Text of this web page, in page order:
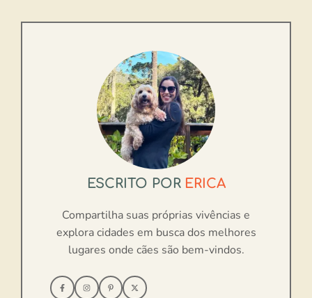
ESCRITO POR ERICA
Compartilha suas próprias vivências e
explora cidades em busca dos melhores
lugares onde cães são bem-vindos.